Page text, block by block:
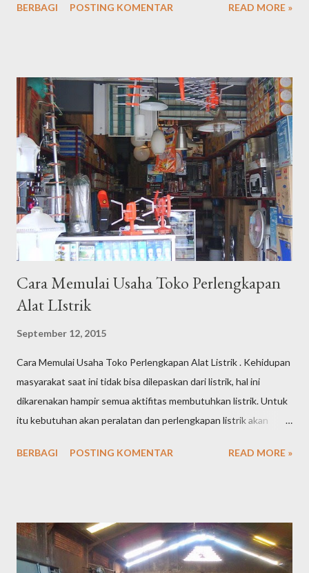
berkelanjutan hingga akhirnya menjadi sebuah profesi. Embel-
lakukan dan apa yang menjadi tugas pokok saya adalah satu,
berusaha mendaratkan kata kunci / keyword dari klien untuk bisa
berada di halaman 1 Google.co.id dengan semulus dan se-efektif
mungkin dengan rentang waktu tertentu dengan tujuan
kenaikan jumlah kunjungan yang berlanjut kepada target "
buying " sebagai end process di website klien. Saat ini, saya
telah memiliki puluhan klien yang terbagi atas bisnis personal
dan bad...
BERBAGI POSTING KOMENTAR READ MORE »
Cara Memulai Usaha Toko Perlengkapan
Alat LIstrik
September 12, 2015
Cara Memulai Usaha Toko Perlengkapan Alat Listrik . Kehidupan
masyarakat saat ini tidak bisa dilepaskan dari listrik, hal ini
dikarenakan hampir semua aktifitas membutuhkan listrik. Untuk
itu kebutuhan akan peralatan dan perlengkapan listrik akan
masyarakat akan peralatan listrik tentu saja menjadikan peluang
tidak ada salahnya Anda mencoba membuka toko perlengkapan
alat listrik, karena prospeknya yang masih sangat bagus. Berikut
BERBAGI POSTING KOMENTAR READ MORE »